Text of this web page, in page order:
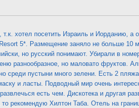
т.к. хотел посетить Израиль и Иорданию,
5*. Размещение заняло не больше 10
но русский понимают. Убирали в
разнообразное, но маловато фруктов.
среди пустыни много зелени. Есть 2
и ласты. Подводный мир очень
есть чем. Дискотека и другая
рекомендую Хилтон Таба. Отель на